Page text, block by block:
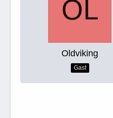
Oldviking
Gast